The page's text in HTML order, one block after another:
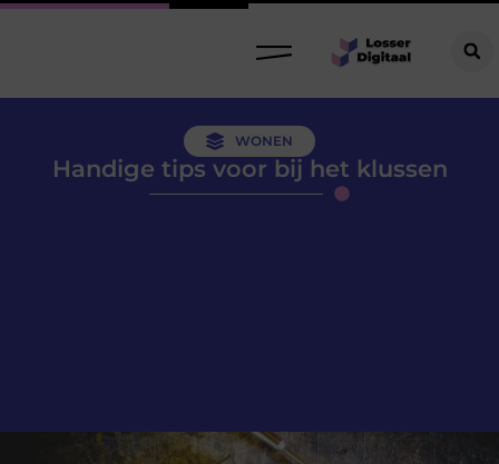
WONEN
Handige tips voor bij het klussen